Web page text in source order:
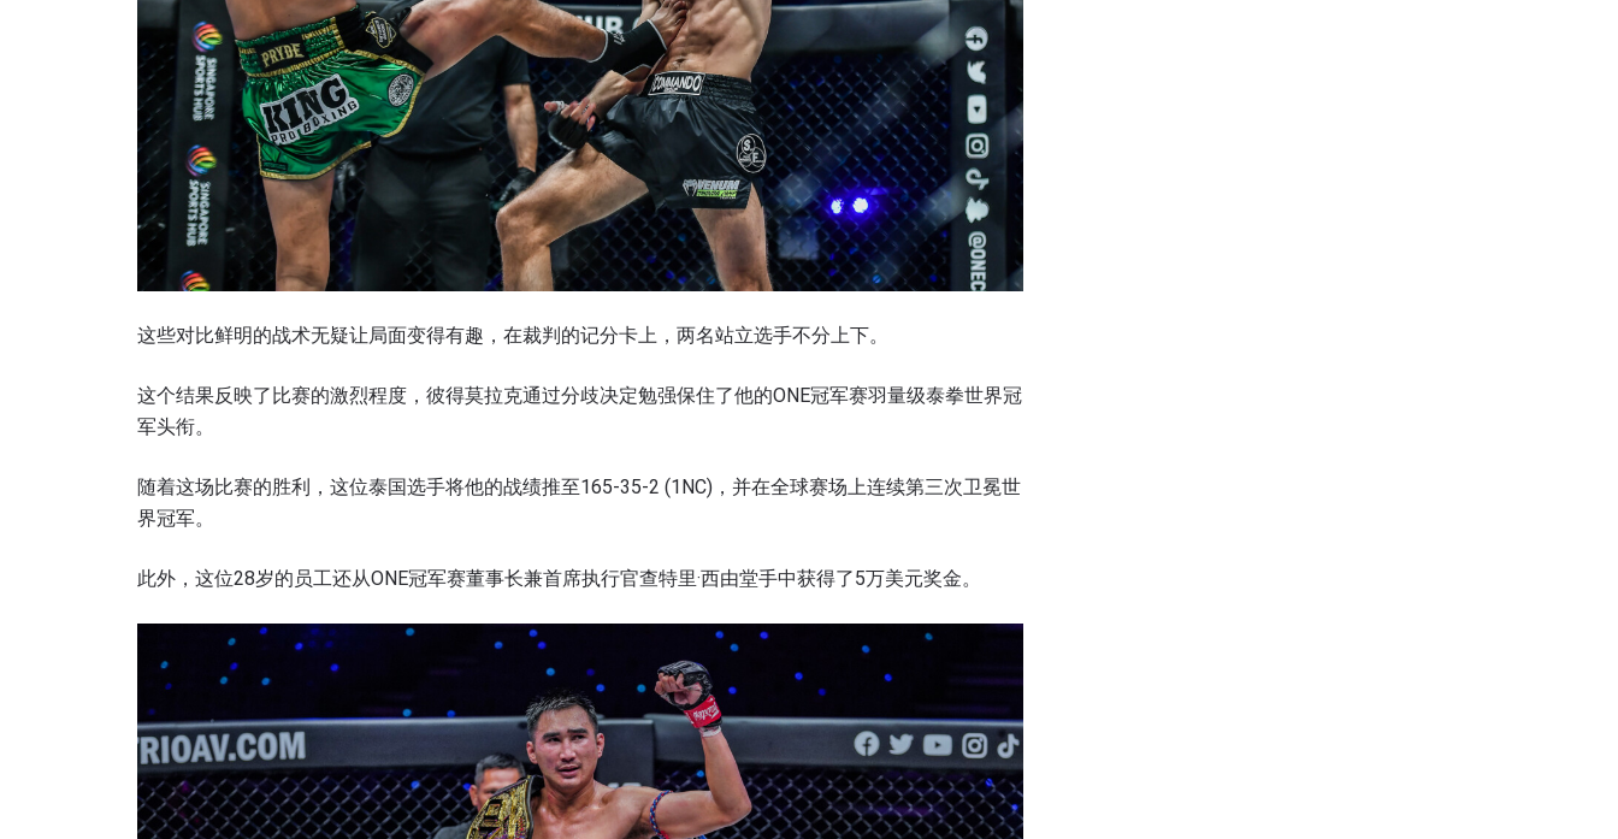
这些对比鲜明的战术无疑让局面变得有趣，在裁判的记分卡上，两名站立选手不分上下。
这个结果反映了比赛的激烈程度，彼得莫拉克通过分歧决定勉强保住了他的ONE冠军赛羽量级泰拳世界冠
军头衔。
随着这场比赛的胜利，这位泰国选手将他的战绩推至165-35-2 (1NC)，并在全球赛场上连续第三次卫冕世
界冠军。
此外，这位28岁的员工还从ONE冠军赛董事长兼首席执行官查特里·西由堂手中获得了5万美元奖金。